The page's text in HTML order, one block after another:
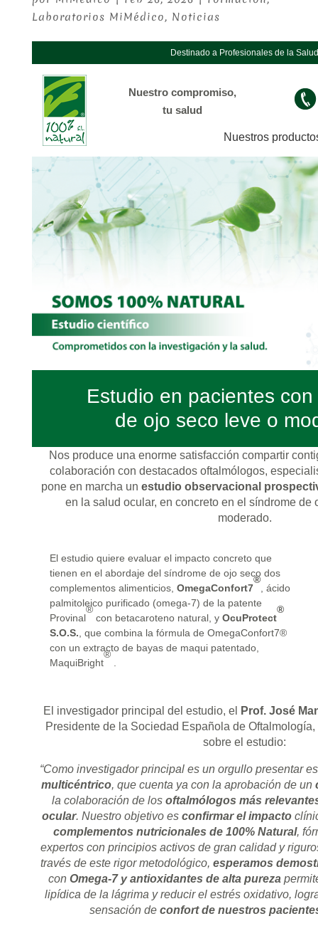
Laboratorios MiMédico, Noticias
Destinado a Profesionales de la
Nuestro compromiso,
tu salud
Nuestros
Estudio en pacientes
de ojo seco leve o
Nos produce una enorme satisfacción compartir
colaboración con destacados oftalmólogos,
pone en marcha un estudio observacional
en la salud ocular, en concreto en el síndrome de
moderado.
El estudio quiere evaluar el impacto concreto que
tienen en el abordaje del síndrome de ojo seco dos
complementos alimenticios, OmegaConfort7
®
, ácido
palmitoleico purificado (omega-7) de la patente
Provinal
®
con betacaroteno natural, y OcuProtect
®
S.O.S. , que combina la fórmula de OmegaConfort7®
con un extracto de bayas de maqui patentado,
MaquiBright
®
El investigador principal del estudio, el
Prof. José
Presidente de la Sociedad Española de
sobre el estudio:
“Como investigador principal es un orgullo presentar
multicéntrico, que cuenta ya con la aprobación de un
la colaboración de los oftalmólogos más
ocular. Nuestro objetivo esconfirmar el impacto
complementos nutricionales de 100% Natural,
expertos con principios activos de gran calidad y
través de este rigor metodológico,esperamos
con Omega-7 y antioxidantes de alta pureza
lipídica de la lágrima y reducir el estrés oxidativo,
sensación de confort de nuestros